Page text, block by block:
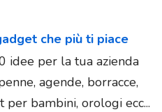
che più ti piace
idee per la tua azienda
agende, borracce,
per bambini, orologi ecc...